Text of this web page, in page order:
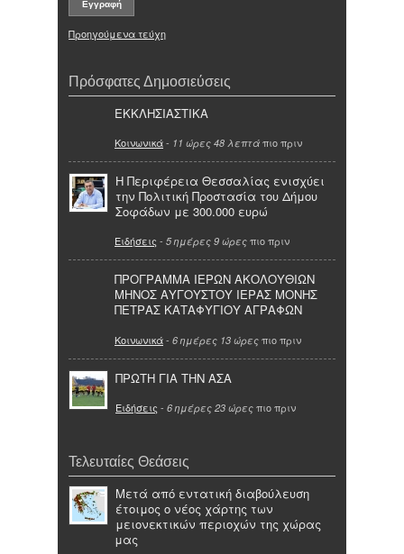
Προηγούμενα τεύχη
Πρόσφατες Δημοσιεύσεις
ΕΚΚΛΗΣΙΑΣΤΙΚΑ
Κοινωνικά- 11 ώρες 48 λεπτά πιο πριν
Η Περιφέρεια Θεσσαλίας ενισχύει
την Πολιτική Προστασία του Δήμου
Σοφάδων με 300.000 ευρώ
Ειδήσεις - 5 ημέρες 9 ώρες πιο πριν
ΠΡΟΓΡΑΜΜΑ ΙΕΡΩΝ ΑΚΟΛΟΥΘΙΩΝ
ΜΗΝΟΣ ΑΥΓΟΥΣΤΟΥ ΙΕΡΑΣ ΜΟΝΗΣ
ΠΕΤΡΑΣ ΚΑΤΑΦΥΓΙΟΥ ΑΓΡΑΦΩΝ
Κοινωνικά- 6 ημέρες 13 ώρες πιο πριν
ΠΡΩΤΗ ΓΙΑ ΤΗΝ ΑΣΑ
Ειδήσεις - 6 ημέρες 23 ώρες πιο πριν
Τελευταίες Θεάσεις
Μετά από εντατική διαβούλευση
έτοιμος ο νέος χάρτης των
μειονεκτικών περιοχών της χώρας
μας